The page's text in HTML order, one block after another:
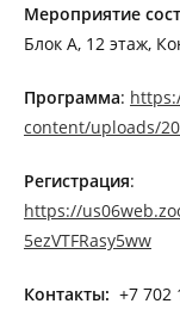
Мероприятие
Блок А, 12 этаж,
Программа:
content/uploads/
Регистрация:
https://
5ezVTFRasy5ww
Контакты: +7 702